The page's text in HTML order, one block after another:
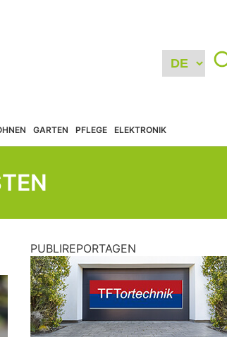
GARTEN PFLEGE ELEKTRONIK
PUBLIREPORTAGEN